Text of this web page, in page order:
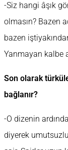
-Siz hangi âşık
olmasın? Bazen
bazen
Yanmayan kalbe
Son olarak
bağlanır?
-O dizenin
diyerek